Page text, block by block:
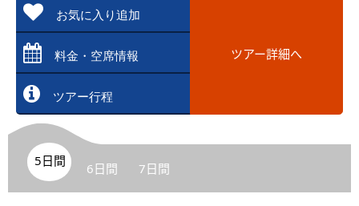
お気に入り追加
料金・空席情報
ツアー行程
ツアー詳細へ
5日間 6日間 7日間